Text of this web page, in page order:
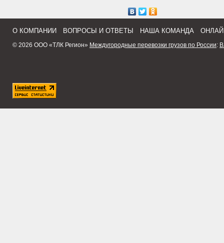
О КОМПАНИИ ВОПРОСЫ И ОТВЕТЫ НАША КОМАНДА
© 2026 ООО «ТЛК Регион» Междугородные перевозки грузов по России: